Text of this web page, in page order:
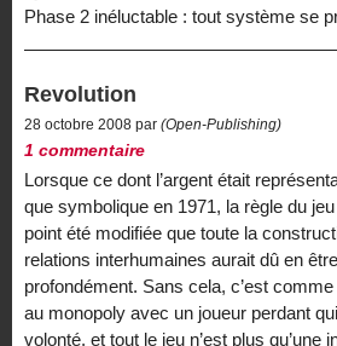
Phase 2 inéluctable : tout système se
Revolution
28 octobre 2008 par (Open-Publishing)
1 commentaire
Lorsque ce dont l’argent était
que symbolique en 1971, la règle du
point été modifiée que toute la
relations interhumaines aurait dû en
profondément. Sans cela, c’est
au monopoly avec un joueur perdant
volonté, et tout le jeu n’est plus qu’une